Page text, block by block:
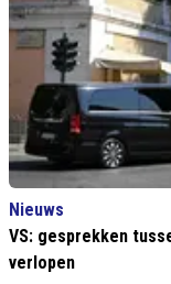
Nieuws
VS: gesprekken
verlopen